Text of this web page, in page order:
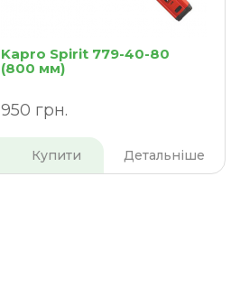
Kapro Spirit 779-40-80
(800 мм)
950 грн.
Купити Детальніше